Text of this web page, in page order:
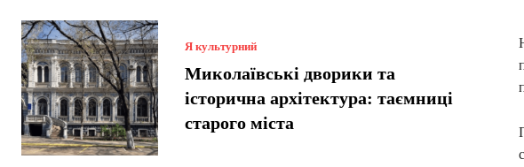
Я культурний
Миколаївські дворики та
історична архітектура: таємниці
старого міста